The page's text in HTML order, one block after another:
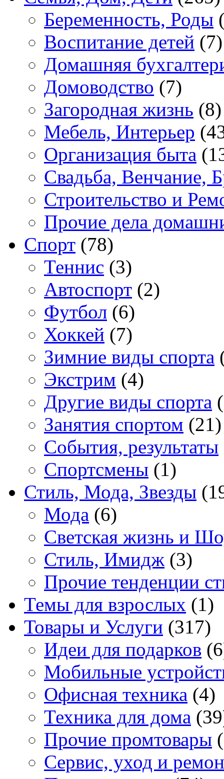
Беременность, Роды
Воспитание детей (7)
Домашняя
Домоводство (7)
Загородная жизнь (8)
Мебель, Интерьер
Организация быта
Свадьба, Венчание,
Строительство и
Прочие дела
Спорт (78)
Теннис (3)
Автоспорт (2)
Футбол (6)
Хоккей (7)
Зимние виды спорта
Экстрим (4)
Другие виды спорта
Занятия спортом (21)
События, результаты
Спортсмены (1)
Стиль, Мода, Звезды
Мода (6)
Светская жизнь и
Стиль, Имидж (3)
Прочие тенденции
Темы для взрослых (1)
Товары и Услуги (317)
Идеи для подарков
Мобильные
Офисная техника (4)
Техника для дома
Прочие промтовары
Сервис, уход и